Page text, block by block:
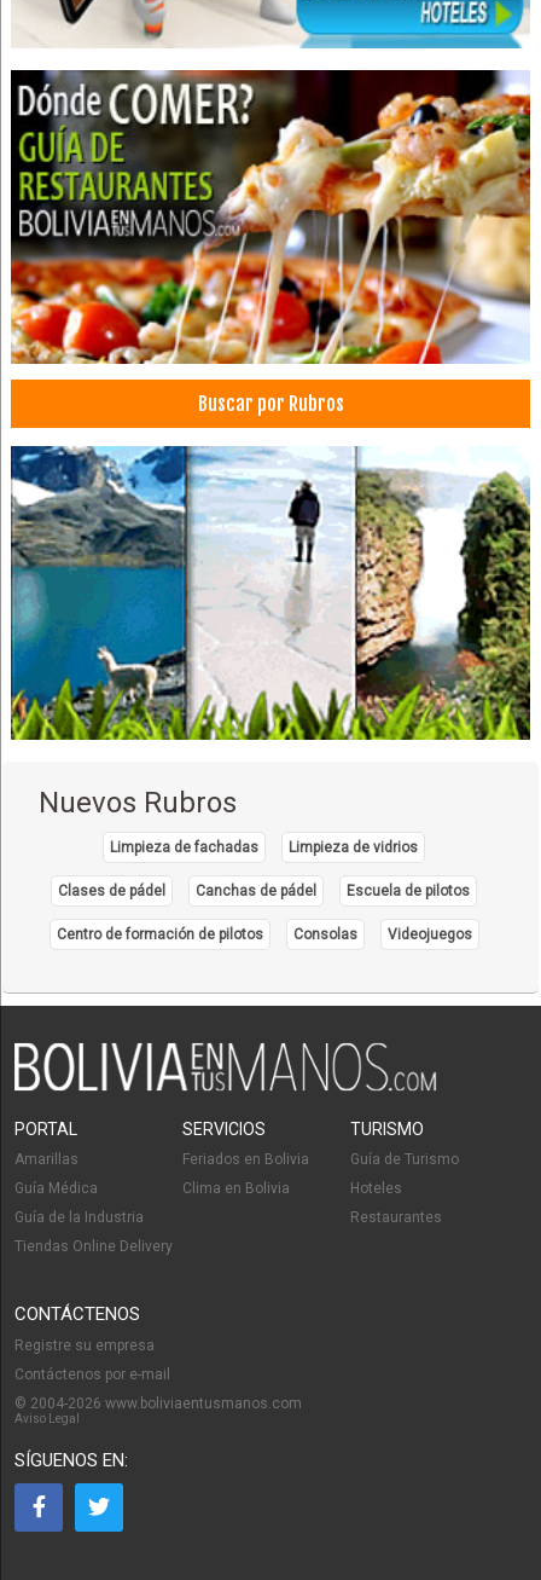
Convenciones
Centro de Convenciones
Hotels
Ingeniería industrial
Profesionales
Institutos de Profesionalización
Institutos de Capacitación
Centros Educativos
Fundaciones
Buscar por Rubros
Nuevos Rubros
Limpieza de fachadas Limpieza de vidrios
Clases de pádel Canchas de pádel Escuela de pilotos
Centro de formación de pilotos Consolas Videojuegos
PORTAL
Amarillas
Guía Médica
Guía de la Industria
Tiendas Online Delivery
SERVICIOS
Feriados en Bolivia
Clima en Bolivia
TURISMO
Guía de Turismo
Hoteles
Restaurantes
CONTÁCTENOS
Registre su empresa
Contáctenos por e-mail
© 2004-2026 www.boliviaentusmanos.com
Aviso Legal
SÍGUENOS EN: